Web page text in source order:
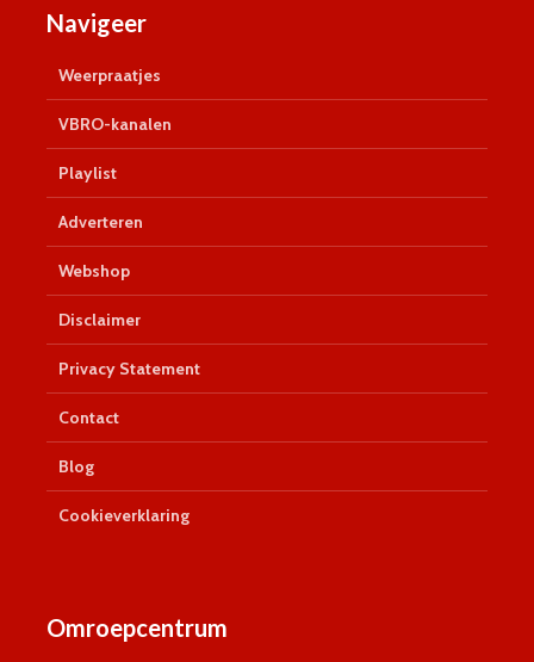
Navigeer
Weerpraatjes
VBRO-kanalen
Playlist
Adverteren
Webshop
Disclaimer
Privacy Statement
Contact
Blog
Cookieverklaring
Omroepcentrum